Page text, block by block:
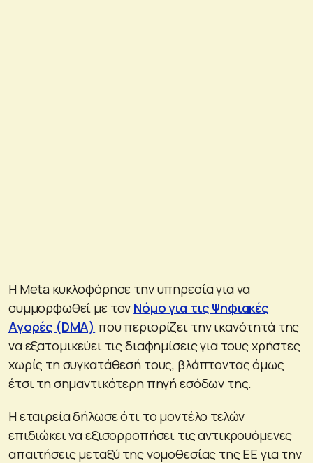
Η Meta κυκλοφόρησε την υπηρεσία για να
συμμορφωθεί με τον Νόμο για τις Ψηφιακές
Αγορές (DMA) που περιορίζει την ικανότητά της
να εξατομικεύει τις διαφημίσεις για τους χρήστες
χωρίς τη συγκατάθεσή τους, βλάπτοντας όμως
έτσι τη σημαντικότερη πηγή εσόδων της.
Η εταιρεία δήλωσε ότι το μοντέλο τελών
επιδιώκει να εξισορροπήσει τις αντικρουόμενες
απαιτήσεις μεταξύ της νομοθεσίας της ΕΕ για την